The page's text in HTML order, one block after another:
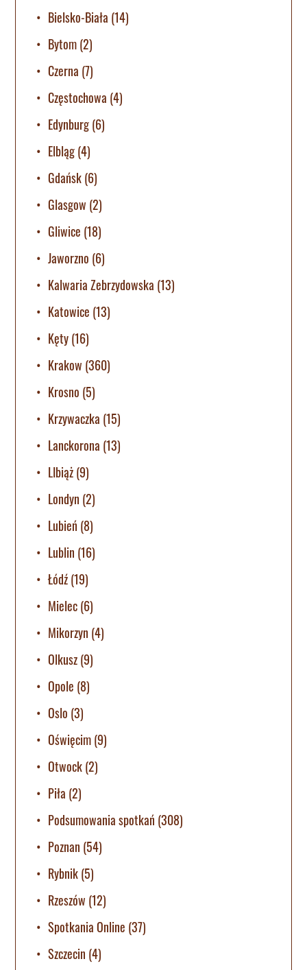
Bielsko-Biała (14)
Bytom(2)
Czerna (7)
Częstochowa (4)
Edynburg(6)
Elbląg(4)
Gdańsk(6)
Glasgow (2)
Gliwice (18)
Jaworzno (6)
Kalwaria Zebrzydowska (13)
Katowice (13)
Kęty(16)
Krakow (360)
Krosno (5)
Krzywaczka (15)
Lanckorona (13)
LIbiąż(9)
Londyn (2)
Lubień (8)
Lublin (16)
Łódź(19)
Mielec(6)
Mikorzyn (4)
Olkusz(9)
Opole (8)
Oslo (3)
Oświęcim(9)
Otwock(2)
Piła (2)
Podsumowania spotkań (308)
Poznan (54)
Rybnik(5)
Rzeszów (12)
Spotkania Online (37)
Szczecin (4)